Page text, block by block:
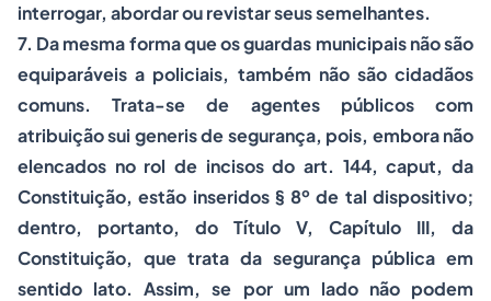
interrogar, abordar ou revistar seus semelhantes.
7. Da mesma forma que os guardas municipais não são
equiparáveis a policiais, também não são cidadãos
comuns. Trata-se de agentes públicos com
atribuição sui generis de segurança, pois, embora não
elencados no rol de incisos do art. 144, caput, da
Constituição, estão inseridos § 8º de tal dispositivo;
dentro, portanto, do Título V, Capítulo III, da
Constituição, que trata da segurança pública em
sentido lato. Assim, se por um lado não podem